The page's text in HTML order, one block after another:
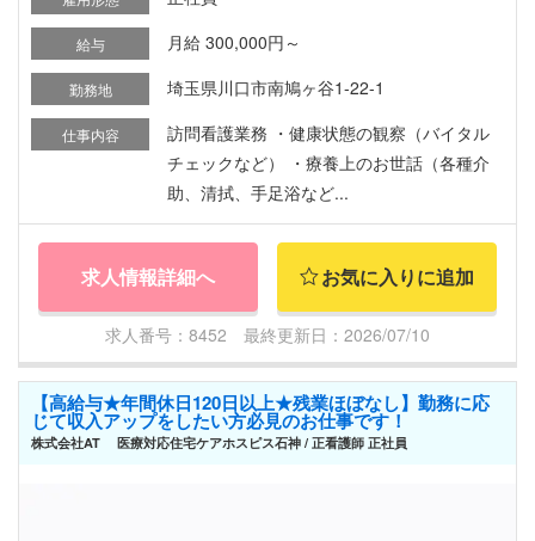
給与 月給 300,000円～
勤務地 埼玉県川口市南鳩ヶ谷1-22-1
仕事内容
訪問看護業務 ・健康状態の観察（バイタル
チェックなど） ・療養上のお世話（各種介
助、清拭、手足浴など...
求人情報詳細へ お気に入りに追加
求人番号：8452 最終更新日：2026/07/10
【高給与★年間休日120日以上★残業ほぼなし】勤務に応
じて収入アップをしたい方必見のお仕事です！
株式会社AT 医療対応住宅ケアホスピス石神 / 正看護師 正社員